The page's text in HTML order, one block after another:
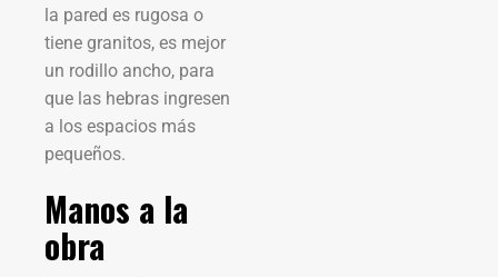
la pared es rugosa o
tiene granitos, es mejor
un rodillo ancho, para
que las hebras ingresen
a los espacios más
pequeños.
Manos a la
obra